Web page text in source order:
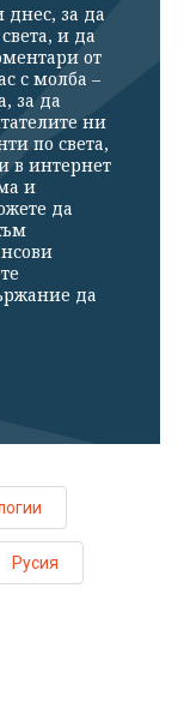
днес, за да
и да
от
с молба –
за да
ни
по света,
в интернет
и
да
да
Русия